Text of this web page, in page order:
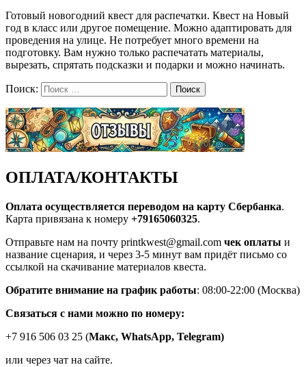
Готовый новогодний квест для распечатки. Квест на Новый
год в класс или другое помещение. Можно адаптировать для
проведения на улице. Не потребует много времени на
подготовку. Вам нужно только распечатать материалы,
вырезать, спрятать подсказки и подарки и можно начинать.
Поиск: Поиск
ОПЛАТА/КОНТАКТЫ
Оплата осуществляется переводом на карту Сбербанка.
Карта привязана к номеру +79165060325.
Отправьте нам на почту printkwest@gmail.com чек оплаты и
название сценария, и через 3-5 минут вам придёт письмо со
ссылкой на скачивание материалов квеста.
Обратите внимание на график работы: 08:00-22:00 (Москва)
Связаться с нами можно по номеру:
+7 916 506 03 25 (Макс, WhatsApp, Telegram)
или через чат на сайте.